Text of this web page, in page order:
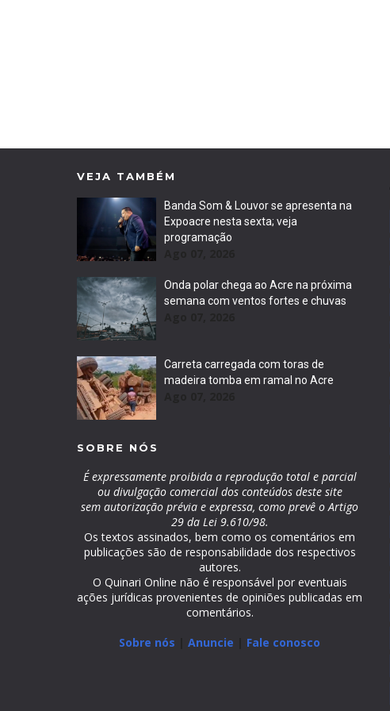
VEJA TAMBÉM
Banda Som & Louvor se apresenta na
Expoacre nesta sexta; veja
programação
Onda polar chega ao Acre na próxima
semana com ventos fortes e chuvas
Carreta carregada com toras de
madeira tomba em ramal no Acre
SOBRE NÓS
É expressamente proibida a reprodução total e parcial
ou divulgação comercial dos conteúdos deste site
sem autorização prévia e expressa, como prevê o Artigo
29 da Lei 9.610/98.
Os textos assinados, bem como os comentários em
publicações são de responsabilidade dos respectivos
autores.
O Quinari Online não é responsável por eventuais
ações jurídicas provenientes de opiniões publicadas em
comentários.
Sobre nós |Anuncie Fale conosco